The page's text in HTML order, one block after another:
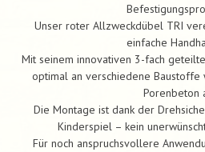
Unser roter Allzweckdübel TRI
einfache
Mit seinem innovativen 3-fach
optimal an verschiedene Baustoffe
Porenbeton
Die Montage ist dank der
Kinderspiel – kein
Für noch anspruchsvollere